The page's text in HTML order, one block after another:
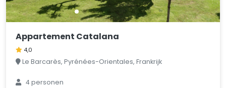
Appartement Catalana
4,0
Le Barcarès, Pyrénées-Orientales, Frankrijk
4 personen